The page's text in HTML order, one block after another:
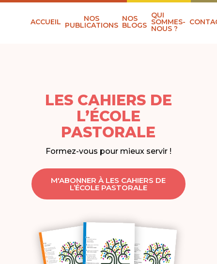
ACCUEIL NOS
PUBLICATIONS
NOS
BLOGS
QUI
SOMMES-
NOUS ?
LES CAHIERS DE
L’ÉCOLE
PASTORALE
Formez-vous pour mieux servir !
M'ABONNER À LES CAHIERS DE
L’ÉCOLE PASTORALE